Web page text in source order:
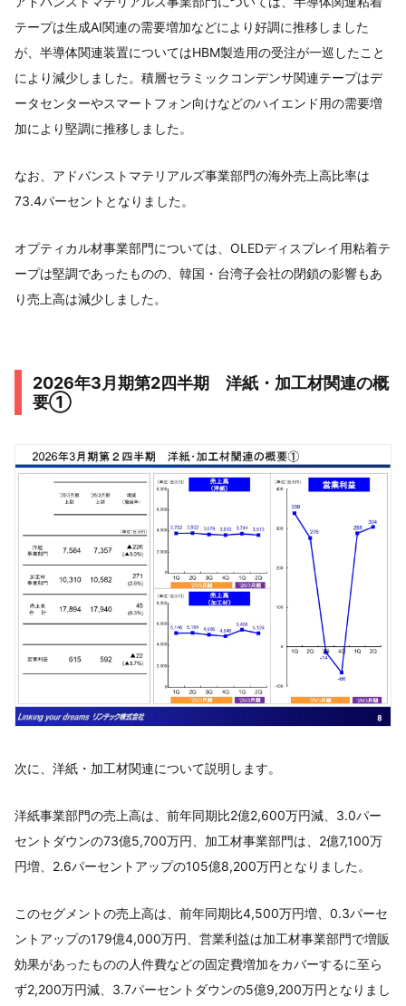
テープは生成AI関連の需要増加などにより好調に推移しました
が、半導体関連装置についてはHBM製造用の受注が一巡したこと
により減少しました。積層セラミックコンデンサ関連テープはデ
ータセンターやスマートフォン向けなどのハイエンド用の需要増
加により堅調に推移しました。
なお、アドバンストマテリアルズ事業部門の海外売上高比率は
73.4パーセントとなりました。
オプティカル材事業部門については、OLEDディスプレイ用粘着テ
ープは堅調であったものの、韓国・台湾子会社の閉鎖の影響もあ
り売上高は減少しました。
2026年3月期第2四半期 洋紙・加工材関連の概
要①
次に、洋紙・加工材関連について説明します。
洋紙事業部門の売上高は、前年同期比2億2,600万円減、3.0パー
セントダウンの73億5,700万円、加工材事業部門は、2億7,100万
円増、2.6パーセントアップの105億8,200万円となりました。
このセグメントの売上高は、前年同期比4,500万円増、0.3パーセ
ントアップの179億4,000万円、営業利益は加工材事業部門で増販
効果があったものの人件費などの固定費増加をカバーするに至ら
ず2,200万円減、3.7パーセントダウンの5億9,200万円となりまし